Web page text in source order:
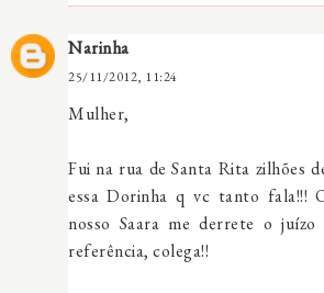
Narinha
25/11/2012, 11:24
Mulher,
Fui na rua de Santa Rita zilhões
essa Dorinha q vc tanto fala!!!
nosso Saara me derrete o juízo
referência, colega!!